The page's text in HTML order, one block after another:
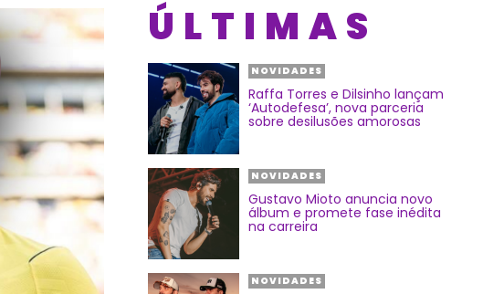
ÚLTIMAS
NOVIDADES
Raffa Torres e Dilsinho lançam
‘Autodefesa’, nova parceria
sobre desilusões amorosas
NOVIDADES
Gustavo Mioto anuncia novo
álbum e promete fase inédita
na carreira
NOVIDADES